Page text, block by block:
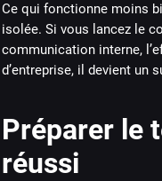
Ce qui fonctionne moins
isolée. Si vous lancez le
communication interne,
d’entreprise, il devient un
Préparer le
réussi